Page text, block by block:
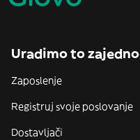
Uradimo to zajedno
Zaposlenje
Registruj svoje poslovanje
Dostavljači